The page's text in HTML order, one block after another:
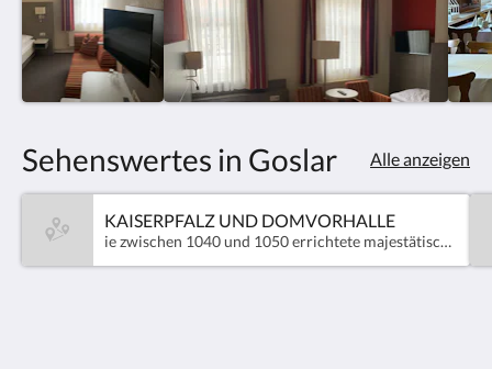
Sehenswertes in Goslar Alle anzeigen
KAISERPFALZ UND DOMVORHALLE
ie zwischen 1040 und 1050 errichtete majestätische Kaiserpfalz, ist ein Muss für jeden Goslar-Besucher. Über 200 Jahre lang wurde hier auf zahlreichen Reichsversammlungen und Hoftagen deutsche Geschichte geschrieben. Fast zeitgleich mit der Kaiserpfalz ließ Heinrich III. zu ihren Füßen die Stiftskirche St. Simon und Judas erbauen.1820 wurde die baufällig gewordene Kirche abgebrochen, erhalten blieb nur ihre Eingangshalle. In der Kaiserpfalz finden auch zahlreiche Konzerte und hochkarätige Events wie bspw. die Kaiserringverleihung statt.Der Huldigungssaal im Goslarer Rathaus wurde zwischen 1505 und 1520 als Ratssitzungssaal eingerichtet. Er ist ein einzigartiges Kleinod spätgotischer Raumkunst, jedes einzelne Gemälde ist ein Kunstwerk von hoher Qualität, das sich in den überwältigenden Gesamteindruck einfügt. Erlebbar ist der Huldigungssaal in einer original nachgebauten Replik, in der die Besucher auf den Bänken der ehrwürdigen Ratsherren Platz nehmen können.Die zehn Erzbrocken stehen für je ein Jahrhundert engster Verbindung des Bergbaus mit der Stadt Goslar und bilden einen Brückenschlag von früher zu heute. In jedem der Brocken, die in der Stadt verteilt sind, ist als Metapher für die Arbeit der Bergleute ein Handabdruck eingearbeitet.